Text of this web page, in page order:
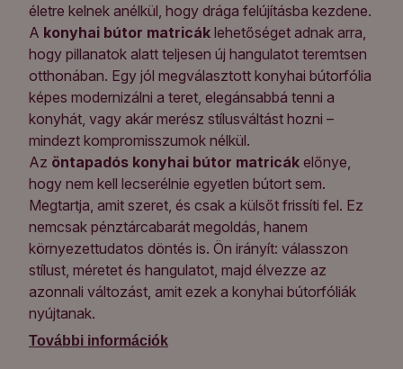
életre kelnek anélkül, hogy drága felújításba kezdene.
A konyhai bútor matricák lehetőséget adnak arra,
hogy pillanatok alatt teljesen új hangulatot teremtsen
otthonában. Egy jól megválasztott konyhai bútorfólia
képes modernizálni a teret, elegánsabbá tenni a
konyhát, vagy akár merész stílusváltást hozni –
mindezt kompromisszumok nélkül.
Az öntapadós konyhai bútor matricák előnye,
hogy nem kell lecserélnie egyetlen bútort sem.
Megtartja, amit szeret, és csak a külsőt frissíti fel. Ez
nemcsak pénztárcabarát megoldás, hanem
környezettudatos döntés is. Ön irányít: válasszon
stílust, méretet és hangulatot, majd élvezze az
azonnali változást, amit ezek a konyhai bútorfóliák
nyújtanak.
További információk